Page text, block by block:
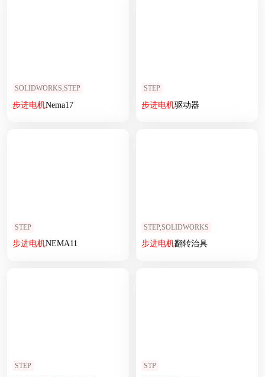
SOLIDWORKS,STEP
步进电机Nema17
STEP
步进电机驱动器
STEP
步进电机NEMA11
STEP,SOLIDWORKS
步进电机翻转治具
STEP STP